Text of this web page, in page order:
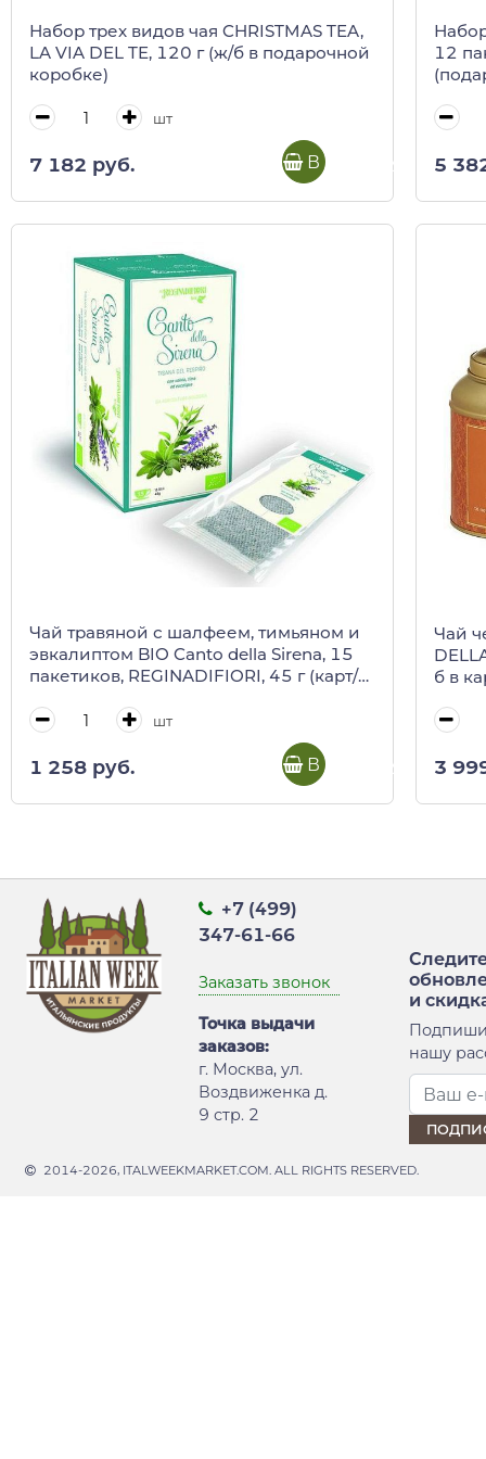
Набор трех видов чая CHRISTMAS TEA,
LA VIA DEL TE, 120 г (ж/б в подарочной
коробке)
шт
7 182 руб. В корзину
12
5
Чай травяной с шалфеем, тимьяном и
эвкалиптом BIO Canto della Sirena, 15
пакетиков, REGINADIFIORI, 45 г (карт/
шт
1 258 руб. В корзину
Чай
б в
3
+7 (499)
347-61-66
Заказать звонок
Точка выдачи
заказов:
г. Москва, ул.
Воздвиженка д.
9 стр. 2
и
нашу
2014-2026, ITALWEEKMARKET.COM. ALL RIGHTS RESERVED.